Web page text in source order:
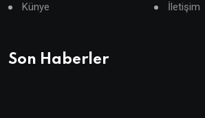
Künye İletişim
Son Haberler